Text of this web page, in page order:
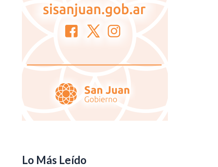
Lo Más Leído